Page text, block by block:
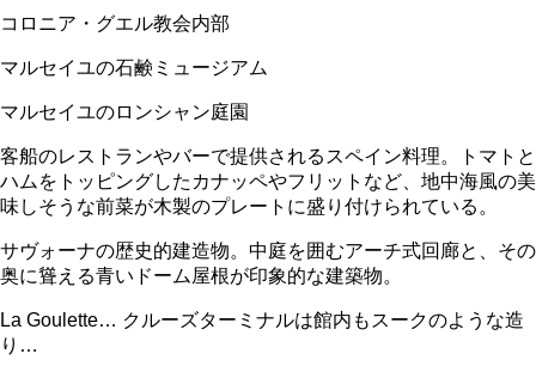
コロニア・グエル教会内部
マルセイユの石鹸ミュージアム
マルセイユのロンシャン庭園
客船のレストランやバーで提供されるスペイン料理。トマトと
ハムをトッピングしたカナッペやフリットなど、地中海風の美
味しそうな前菜が木製のプレートに盛り付けられている。
サヴォーナの歴史的建造物。中庭を囲むアーチ式回廊と、その
奥に聳える青いドーム屋根が印象的な建築物。
La Goulette… クルーズターミナルは館内もスークのような造
り…